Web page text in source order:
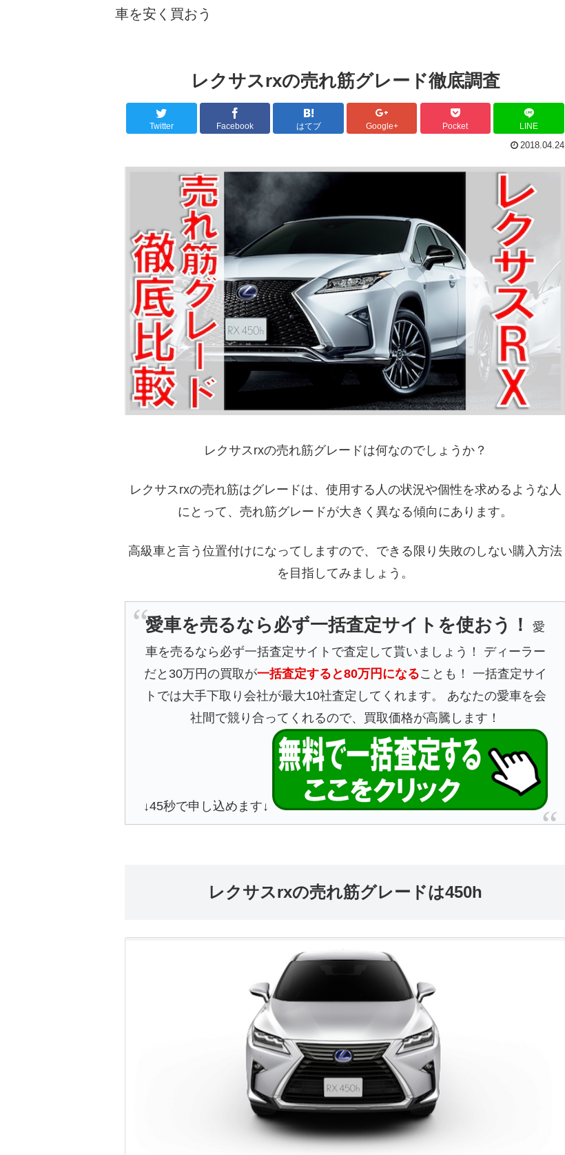
車を安く買おう
レクサスrxの売れ筋グレード徹底調査
Twitter Facebook はてブ Google+ Pocket LINE
2018.04.24
レクサスrxの売れ筋グレードは何なのでしょうか？
レクサスrxの売れ筋はグレードは、使用する人の状況や個性を求めるような人
にとって、売れ筋グレードが大きく異なる傾向にあります。
高級車と言う位置付けになってしますので、できる限り失敗のしない購入方法
を目指してみましょう。
愛車を売るなら必ず一括査定サイトを使おう！
愛
車を売るなら必ず一括査定サイトで査定して貰いましょう！ ディーラー
だと30万円の買取が一括査定すると80万円になることも！ 一括査定サイ
トでは大手下取り会社が最大10社査定してくれます。 あなたの愛車を会
社間で競り合ってくれるので、買取価格が高騰します！
↓45秒で申し込めます↓
レクサスrxの売れ筋グレードは450h